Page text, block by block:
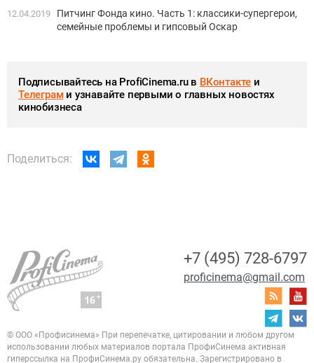
12.04.2019
Питчинг Фонда кино. Часть 1: классики-супергерои,
семейные проблемы и гипсовый Оскар
Подписывайтесь на ProfiCinema.ru в ВКонтакте и
Телеграми узнавайте первыми о главных новостях
кинобизнеса
Поделиться:
+7 (495) 728-6797
proficinema@gmail.com
© ООО «Профисинема» При перепечатке, цитировании и любом другом
использовании любых материалов портала ПрофиСинема активная
гиперссылка на ПрофиСинема.ру обязательна. Зарегистрировано в